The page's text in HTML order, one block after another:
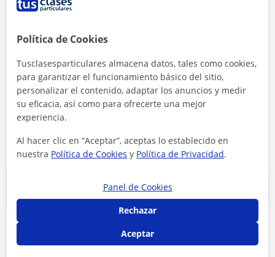
Es el tiempo medio de respuesta a las
solicitudes
Clases más buscadas
Universidad
Clases de conversación
Política de Cookies
Tusclasesparticulares almacena datos, tales como cookies,
para garantizar el funcionamiento básico del sitio,
personalizar el contenido, adaptar los anuncios y medir
su eficacia, así como para ofrecerte una mejor
experiencia.
Al hacer clic en “Aceptar”, aceptas lo establecido en
nuestra Política de Cookies y Política de Privacidad.
Panel de Cookies
Rechazar
Aceptar